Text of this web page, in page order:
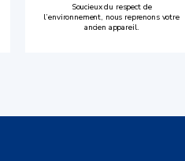
Soucieux du respect de
l’environnement, nous reprenons votre
ancien appareil.